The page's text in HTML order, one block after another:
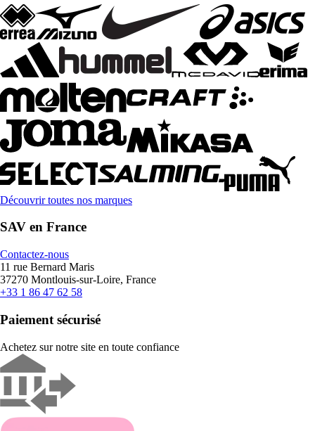
Découvrir toutes nos marques
SAV en France
Contactez-nous
11 rue Bernard Maris
37270 Montlouis-sur-Loire, France
+33 1 86 47 62 58
Paiement sécurisé
Achetez sur notre site en toute confiance